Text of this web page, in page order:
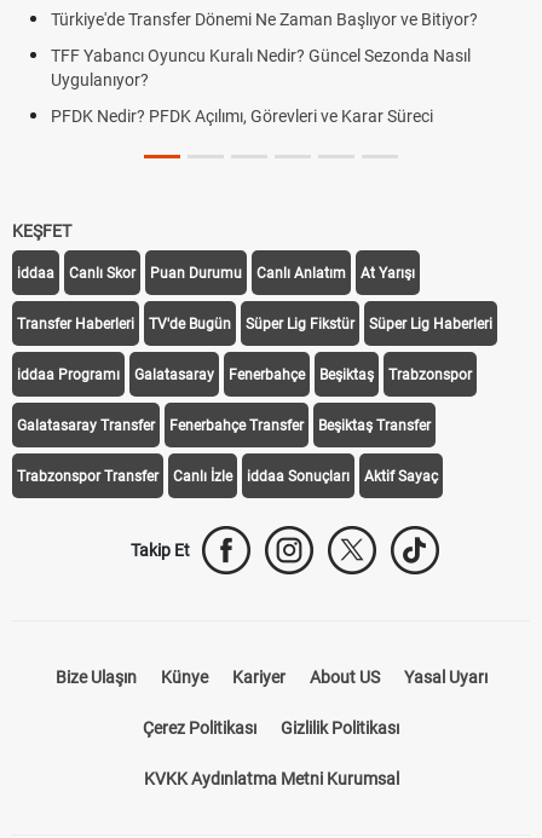
Türkiye'de Transfer Dönemi Ne Zaman Başlıyor ve Bitiyor?
TFF Yabancı Oyuncu Kuralı Nedir? Güncel Sezonda Nasıl
Uygulanıyor?
PFDK Nedir? PFDK Açılımı, Görevleri ve Karar Süreci
KEŞFET
iddaa Canlı Skor Puan Durumu Canlı Anlatım At Yarışı
Transfer Haberleri TV'de Bugün Süper Lig Fikstür Süper Lig Haberleri
iddaa Programı Galatasaray Fenerbahçe Beşiktaş Trabzonspor
Galatasaray Transfer Fenerbahçe Transfer Beşiktaş Transfer
Trabzonspor Transfer Canlı İzle iddaa Sonuçları Aktif Sayaç
Takip Et
Bize Ulaşın Künye Kariyer About US Yasal Uyarı
Çerez Politikası Gizlilik Politikası
KVKK Aydınlatma Metni Kurumsal